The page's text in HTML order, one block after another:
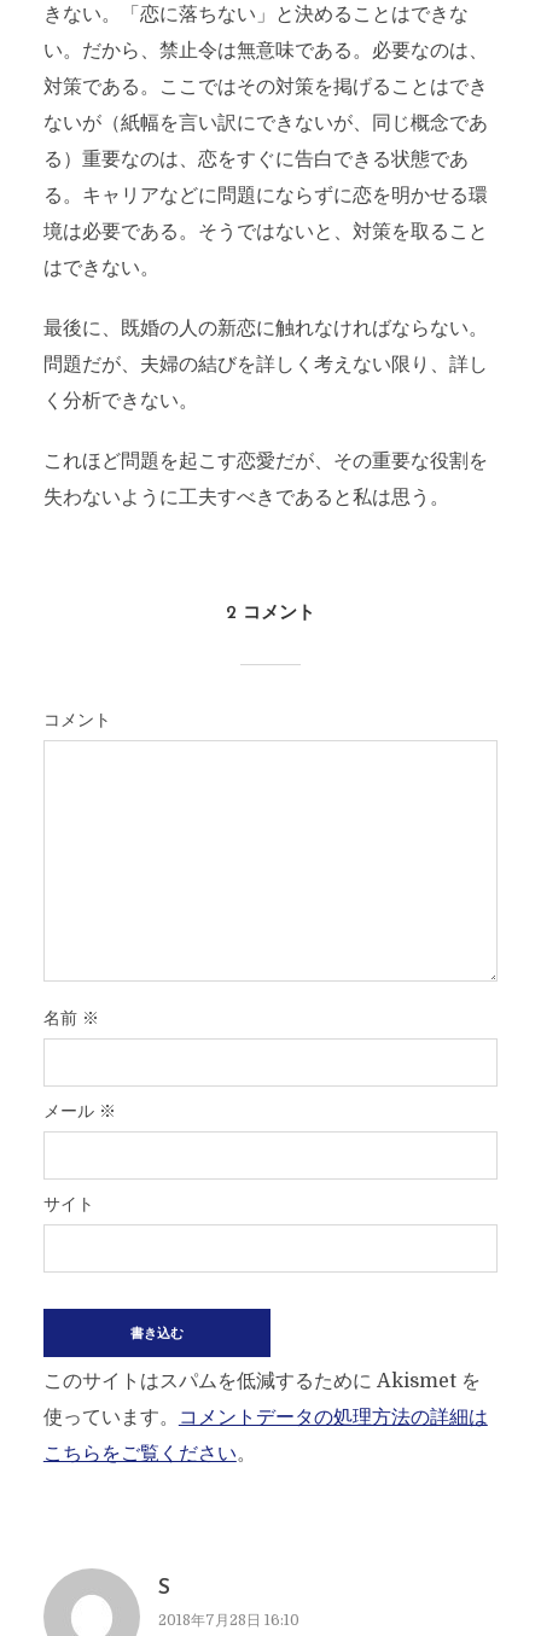
きない。「恋に落ちない」と決めることはできな
い。だから、禁止令は無意味である。必要なのは、
対策である。ここではその対策を掲げることはでき
ないが（紙幅を言い訳にできないが、同じ概念であ
る）重要なのは、恋をすぐに告白できる状態であ
る。キャリアなどに問題にならずに恋を明かせる環
境は必要である。そうではないと、対策を取ること
はできない。
最後に、既婚の人の新恋に触れなければならない。
問題だが、夫婦の結びを詳しく考えない限り、詳し
く分析できない。
これほど問題を起こす恋愛だが、その重要な役割を
失わないように工夫すべきであると私は思う。
2 コメント
コメント
名前 ※
メール ※
サイト
このサイトはスパムを低減するために Akismet を
使っています。
コメントデータの処理方法の詳細は
こちらをご覧ください。
S
2018年7月28日 16:10